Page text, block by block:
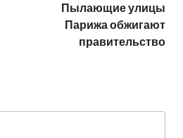
Пылающие улицы
Парижа обжигают
правительство